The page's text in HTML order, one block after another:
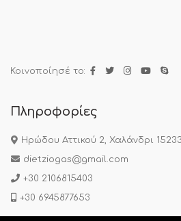
Κοινοποίησέ το:
Πληροφορίες
Ηρώδου Αττικού 2, Χαλάνδρι
dietziogas@gmail.com
+30 2106815403
+30 6945877653